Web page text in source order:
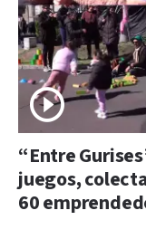
“Entre
juegos,
60